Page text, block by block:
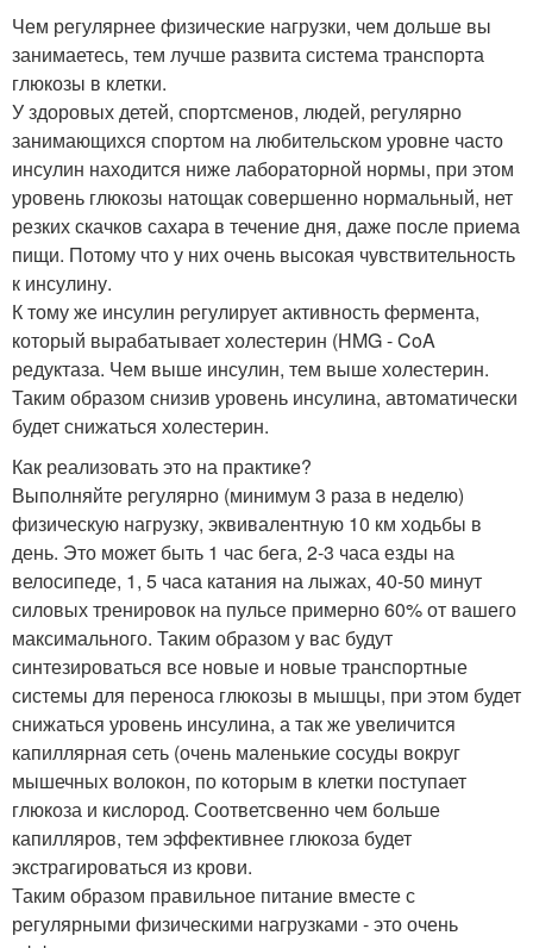
Чем регулярнее физические нагрузки, чем дольше вы
занимаетесь, тем лучше развита система транспорта
глюкозы в клетки.
У здоровых детей, спортсменов, людей, регулярно
занимающихся спортом на любительском уровне часто
инсулин находится ниже лабораторной нормы, при этом
уровень глюкозы натощак совершенно нормальный, нет
резких скачков сахара в течение дня, даже после приема
пищи. Потому что у них очень высокая чувствительность
к инсулину.
К тому же инсулин регулирует активность фермента,
который вырабатывает холестерин (HMG - CoA
редуктаза. Чем выше инсулин, тем выше холестерин.
Таким образом снизив уровень инсулина, автоматически
будет снижаться холестерин.
Как реализовать это на практике?
Выполняйте регулярно (минимум 3 раза в неделю)
физическую нагрузку, эквивалентную 10 км ходьбы в
день. Это может быть 1 час бега, 2-3 часа езды на
велосипеде, 1, 5 часа катания на лыжах, 40-50 минут
силовых тренировок на пульсе примерно 60% от вашего
максимального. Таким образом у вас будут
синтезироваться все новые и новые транспортные
системы для переноса глюкозы в мышцы, при этом будет
снижаться уровень инсулина, а так же увеличится
капиллярная сеть (очень маленькие сосуды вокруг
мышечных волокон, по которым в клетки поступает
глюкоза и кислород. Соответсвенно чем больше
капилляров, тем эффективнее глюкоза будет
экстрагироваться из крови.
Таким образом правильное питание вместе с
регулярными физическими нагрузками - это очень